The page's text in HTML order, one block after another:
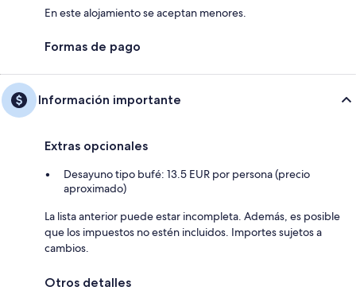
En este alojamiento se aceptan menores.
Formas de pago
Información importante
Extras opcionales
Desayuno tipo bufé: 13.5 EUR por persona (precio
aproximado)
La lista anterior puede estar incompleta. Además, es posible
que los impuestos no estén incluidos. Importes sujetos a
cambios.
Otros detalles